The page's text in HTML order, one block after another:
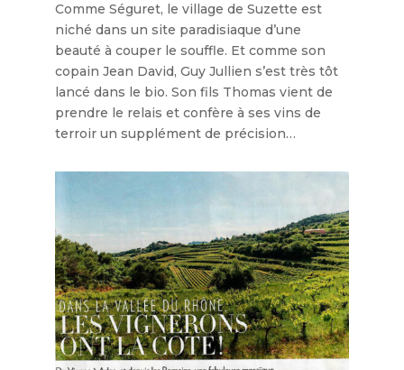
Comme Séguret, le village de Suzette est
niché dans un site paradisiaque d’une
beauté à couper le souffle. Et comme son
copain Jean David, Guy Jullien s’est très tôt
lancé dans le bio. Son fils Thomas vient de
prendre le relais et confère à ses vins de
terroir un supplément de précision…